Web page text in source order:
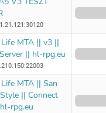
MTA || v3 ||
|| hl-rpg.eu
MTA || San
|| Connect
rpg.eu